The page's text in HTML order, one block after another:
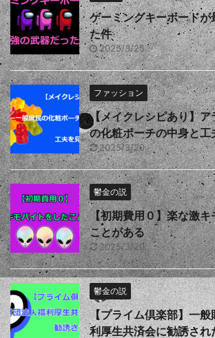
ゲーミングキーボードが
た件
2025/3/25
ファッション
【メイクレシピあり】ア
の化粧ポーチの中身と工
2025/3/20
鬱金の説
【初期費用０】楽な激キ
ことがある
2025/3/20
鬱金の説
【プライム倶楽部】一般
利厚生共済会に勧誘され